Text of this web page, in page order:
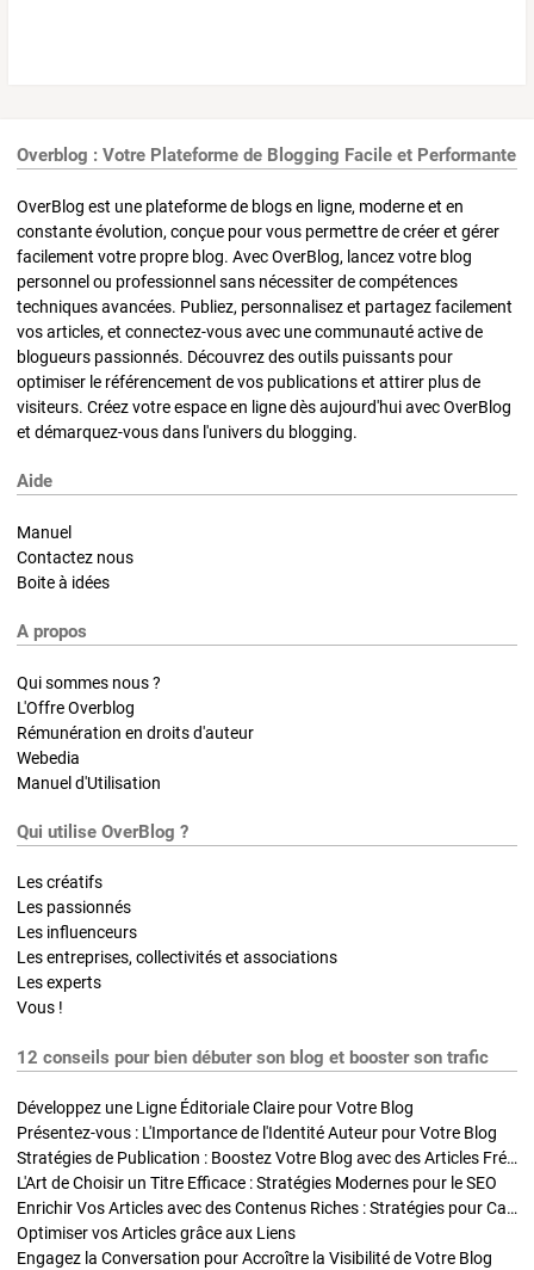
Overblog : Votre Plateforme de Blogging Facile et Performante
OverBlog est une plateforme de blogs en ligne, moderne et en
constante évolution, conçue pour vous permettre de créer et gérer
facilement votre propre blog. Avec OverBlog, lancez votre blog
personnel ou professionnel sans nécessiter de compétences
techniques avancées. Publiez, personnalisez et partagez facilement
vos articles, et connectez-vous avec une communauté active de
blogueurs passionnés. Découvrez des outils puissants pour
optimiser le référencement de vos publications et attirer plus de
visiteurs. Créez votre espace en ligne dès aujourd'hui avec OverBlog
et démarquez-vous dans l'univers du blogging.
Aide
Manuel
Contactez nous
Boite à idées
A propos
Qui sommes nous ?
L'Offre Overblog
Rémunération en droits d'auteur
Webedia
Manuel d'Utilisation
Qui utilise OverBlog ?
Les créatifs
Les passionnés
Les influenceurs
Les entreprises, collectivités et associations
Les experts
Vous !
12 conseils pour bien débuter son blog et booster son trafic
Développez une Ligne Éditoriale Claire pour Votre Blog
Présentez-vous : L'Importance de l'Identité Auteur pour Votre Blog
Stratégies de Publication : Boostez Votre Blog avec des Articles Fréquents et Exclusifs
L'Art de Choisir un Titre Efficace : Stratégies Modernes pour le SEO
Enrichir Vos Articles avec des Contenus Riches : Stratégies pour Captiver et Optimiser
Optimiser vos Articles grâce aux Liens
Engagez la Conversation pour Accroître la Visibilité de Votre Blog